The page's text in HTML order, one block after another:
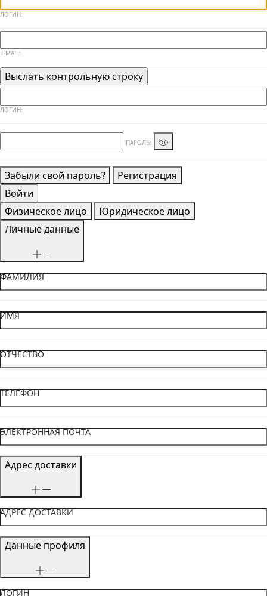
ЛОГИН:
E-MAIL:
ЛОГИН:
ПАРОЛЬ:
Забыли свой пароль? Регистрация
Физическое лицо
Юридическое лицо
Личные данные
ФАМИЛИЯ
ИМЯ
ОТЧЕСТВО
ТЕЛЕФОН
ЭЛЕКТРОННАЯ ПОЧТА
Адрес доставки
АДРЕС ДОСТАВКИ
Данные профиля
ЛОГИН